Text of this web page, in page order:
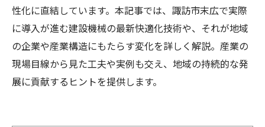
性化に直結しています。本記事では、諏訪市末広で実際
に導入が進む建設機械の最新快適化技術や、それが地域
の企業や産業構造にもたらす変化を詳しく解説。産業の
現場目線から見た工夫や実例も交え、地域の持続的な発
展に貢献するヒントを提供します。